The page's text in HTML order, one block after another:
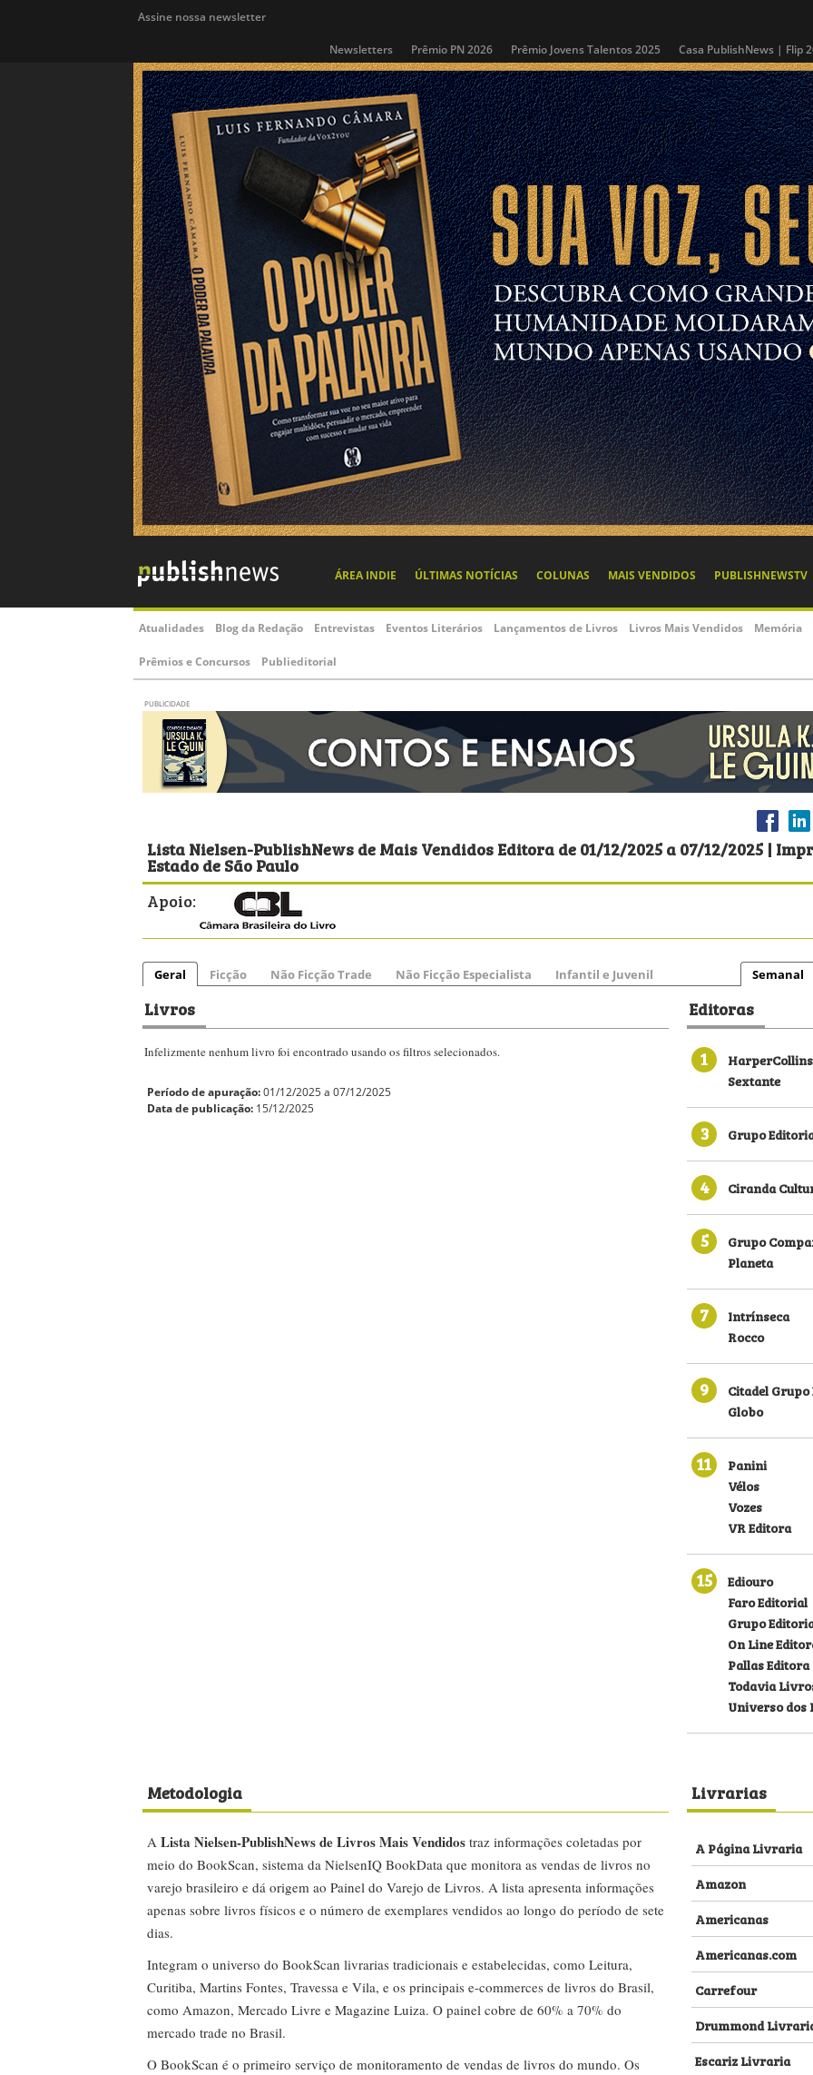
Assine nossa newsletter
Newsletters Prêmio PN 2026 Prêmio Jovens Talentos 2025 Casa PublishNews | Flip
ÁREA INDIE ÚLTIMAS NOTÍCIAS COLUNAS MAIS VENDIDOS PUBLISHNEWSTV
Atualidades Blog da Redação Entrevistas Eventos Literários Lançamentos de Livros Livros Mais Vendidos Memória
Prêmios e Concursos Publieditorial
PUBLICIDADE
Lista Nielsen-PublishNews de Mais Vendidos Editora de 01/12/2025 a 07/12/2025 |
Estado de São Paulo
Apoio:
Geral Ficção Não Ficção Trade Não Ficção Especialista Infantil e Juvenil Semanal
Livros
Infelizmente nenhum livro foi encontrado usando os filtros selecionados.
Período de apuração:01/12/2025 a 07/12/2025
Data de publicação: 15/12/2025
Editoras
1
Sextante
3 Grupo
4 Ciranda
5
Grupo
Planeta
7
Intrínseca
Rocco
9
Citadel
Globo
11
Panini
Vélos
Vozes
VR Editora
15
Ediouro
Faro Editorial
Grupo
On Line
Pallas Editora
Todavia
Universo dos
Metodologia
A Lista Nielsen-PublishNews de Livros Mais Vendidos traz informações coletadas por
meio do BookScan, sistema da NielsenIQ BookData que monitora as vendas de livros no
varejo brasileiro e dá origem ao Painel do Varejo de Livros. A lista apresenta informações
apenas sobre livros físicos e o número de exemplares vendidos ao longo do período de sete
dias.
Integram o universo do BookScan livrarias tradicionais e estabelecidas, como Leitura,
Curitiba, Martins Fontes, Travessa e Vila, e os principais e-commerces de livros do Brasil,
como Amazon, Mercado Livre e Magazine Luiza. O painel cobre de 60% a 70% do
mercado trade no Brasil.
O BookScan é o primeiro serviço de monitoramento de vendas de livros do mundo. Os
Livrarias
A Página Livraria
Amazon
Americanas
Americanas.com
Carrefour
Drummond
Escariz Livraria